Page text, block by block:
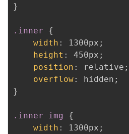
}
.inner
{
width : 1300px ;
height : 450px ;
position : relative ;
overflow: hidden ;
}
.inner img
{
width : 1300px ;